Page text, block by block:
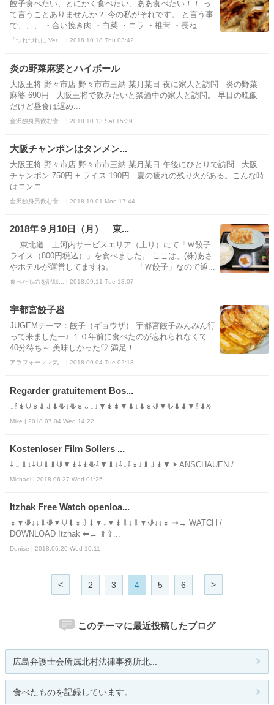
餃子食べたい、とにかく食べたい、ああ食べたい！！ っ
て言うことありませんか？ 今の私がそれです。 と言う事
で、、、 ・合い挽き肉 ・白菜 ・ニラ ・椎茸 ・長ね...
「つれづれに Ver.... | 2018.10.18 Thu 03:42
炎の野菜麻婆とハイボール
大阪王将 野々市店 野々市市三納 某月某日 夜に家人と訪問 炎の野菜
麻婆 690円 大阪王将で飲みたいと禁酒中の家人と訪問。 早目の晩飯
だけど昼食は遅め...
金沢独身男飲む食... | 2018.10.13 Sat 15:39
大阪チャンポンはタンメン...
大阪王将 野々市店 野々市市三納 某月某日 午後にひとりで訪問 大阪
チャンポン 750円 + ライス 190円 夏の疲れの残り火がある。こんな時
はニンニ...
金沢独身男飲む食... | 2018.10.01 Mon 17:44
2018年９月10日（月） 東...
東北道 上河内サービスエリア（上り）にて「Ｗ餃子
ライス（800円税込）」を食べました。 ここは、(株)あさ
やホテルが運営してますね。 「Ｗ餃子」なので通...
食べたものを記録... | 2018.09.11 Tue 13:07
宇都宮餃子🥟
JUGEMテーマ：餃子（ギョウザ） 宇都宮餃子みんみん行
って来ましたー♪ １０年前に食べたのが忘れられなくて
40分待ち～ 美味しかった♡ 満足！ ...
アラフォーママ気... | 2018.09.04 Tue 02:18
Regarder gratuitement Bos...
↓⇩↡⟱↡⇓⇓⬇⟱↓⟱↡⇓↓↓▼↡↡▼⬇↓⬇↡⟱▼⟱⬇⬇▼⇩⬇&...
Mike | 2018.07.04 Wed 14:22
Kostenloser Film Sollers ...
⇩⇓⇓↓⇩⟱⇓⬇⟱▼↡⇩↡⟱⇩▼⬇↓⇩↓⇩↡↓⬇⇓↡▼ ▶ ANSCHAUEN / ...
Michael | 2018.06.27 Wed 01:25
Itzhak Free Watch openloa...
↡▼⟱↓↓⇓⟱▼⟱⬇↡⇩⬇▼↓▼↡⇩↓⇩▼⟱↓↓↡ ➝→ WATCH /
DOWNLOAD Itzhak ⬅← ⇑⇪...
Denise | 2018.06.20 Wed 10:11
< 2 3 4 5 6 >
このテーマに最近投稿したブログ
広島弁護士会所属北村法律事務所北...
食べたものを記録しています。